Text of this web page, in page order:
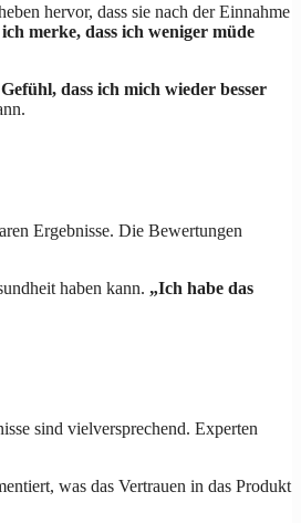
hervor, dass sie nach der Einnahme
merke, dass ich weniger müde
dass ich mich wieder besser
Ergebnisse. Die Bewertungen
haben kann. „Ich habe das
sind vielversprechend. Experten
was das Vertrauen in das Produkt